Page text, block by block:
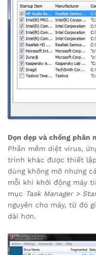
Dọn dẹp và chống phân
Phần mềm diệt virus,
trình khác được thiết
dùng không mở nhưng
mỗi khi khởi động máy
mục Task Manager >
nguyên cho máy, từ đó
dài hơn.